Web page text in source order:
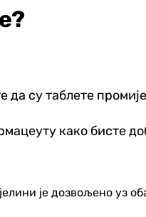
су таблете
како бисте
је дозвољено уз